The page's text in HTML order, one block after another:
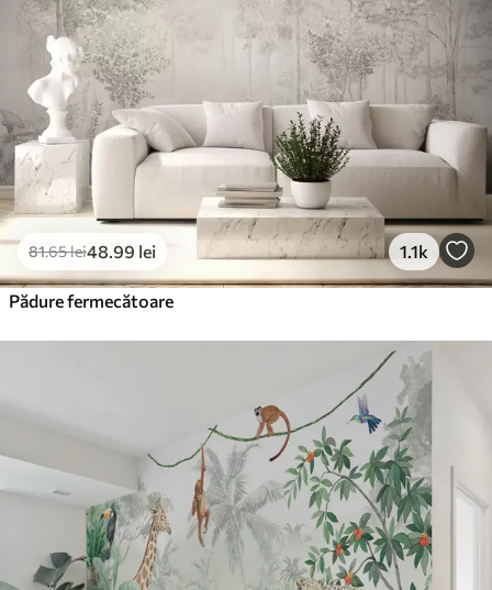
220.02132.01 lei
Vinil Premium
250.00 150.00lei/m²
Peel and Stick
300.00
81.65lei48.99 lei 1.1k
Pădure fermecătoare